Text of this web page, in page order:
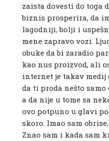
zaista dovesti do toga
biznis prosperira, da
lagodniji, bolji i
mene zapravo vozi.
obuke da bi zaradio
kao nus proizvod, ali
internet je takav medij
da ti proda nešto
a da nije u tome sa
ovo potpuno u glavi
skoro. Imao sam
Znao sam i kada sam